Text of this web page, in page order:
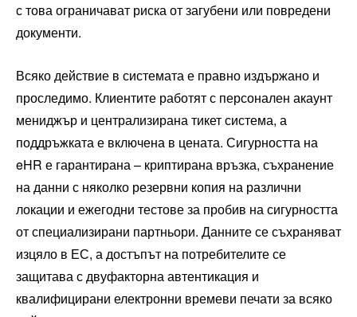
с това ограничават риска от загубени или повредени
документи.
Всяко действие в системата е правно издържано и
проследимо. Клиентите работят с персонален акаунт
мениджър и централизирана тикет система, а
поддръжката е включена в цената. Сигурността на
eHR е гарантирана – криптирана връзка, съхранение
на данни с няколко резервни копия на различни
локации и ежегодни тестове за пробив на сигурността
от специализирани партньори. Данните се съхраняват
изцяло в ЕС, а достъпът на потребителите се
защитава с двуфакторна автентикация и
квалифицирани електронни времеви печати за всяко